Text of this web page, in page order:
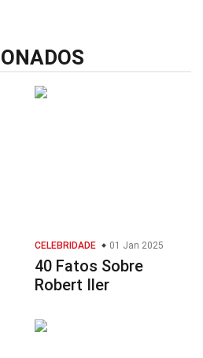
CELEBRIDADE 01 Jan 2025
40 Fatos Sobre
Robert Iler